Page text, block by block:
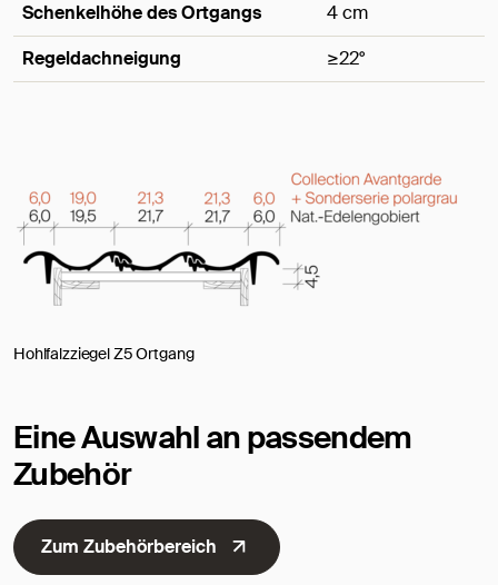
Schenkelhöhe des Ortgangs
4 cm
Regeldachneigung
≥22°
Hohlfalzziegel Z5 Ortgang
Eine Auswahl an passendem
Zubehör
Zum Zubehörbereich